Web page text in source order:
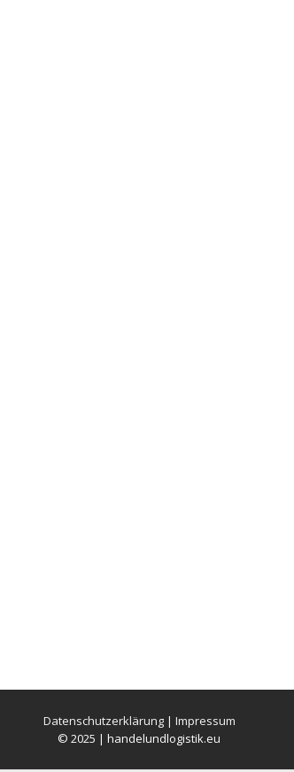
Datenschutzerklärung| Impressum
© 2025 | handelundlogistik.eu